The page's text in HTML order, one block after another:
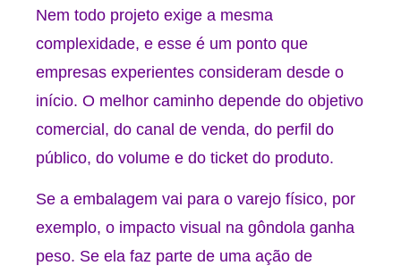
Nem todo projeto exige a mesma
complexidade, e esse é um ponto que
empresas experientes consideram desde o
início. O melhor caminho depende do objetivo
comercial, do canal de venda, do perfil do
público, do volume e do ticket do produto.
Se a embalagem vai para o varejo físico, por
exemplo, o impacto visual na gôndola ganha
peso. Se ela faz parte de uma ação de